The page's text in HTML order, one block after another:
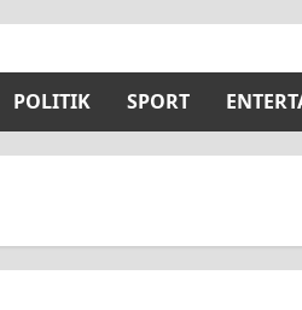
POLITIK SPORT